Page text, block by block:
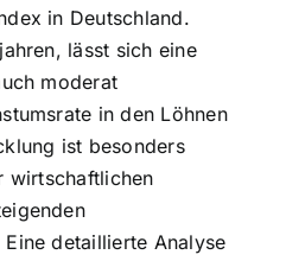
in Deutschland.
lässt sich eine
moderat
in den Löhnen
ist besonders
wirtschaftlichen
detaillierte Analyse